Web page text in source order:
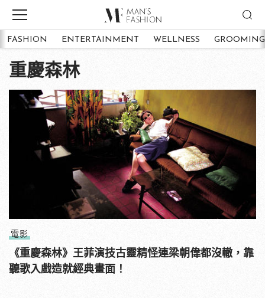
FASHION ENTERTAINMENT WELLNESS GROOMING
重慶森林
電影
《重慶森林》王菲演技古靈精怪連梁朝偉都沒轍，靠
聽歌入戲造就經典畫面！